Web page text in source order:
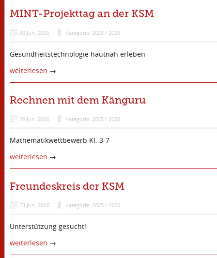
MINT-Projekttag an der KSM
30 Jun. 2026 Kategorie: 2025 / 2026
Gesundheitstechnologie hautnah erleben
weiterlesen →
Rechnen mit dem Känguru
29 Jun. 2026 Kategorie: 2025 / 2026
Mathematikwettbewerb Kl. 3-7
weiterlesen →
Freundeskreis der KSM
23 Jun. 2026 Kategorie: 2025 / 2026
Unterstützung gesucht!
weiterlesen →